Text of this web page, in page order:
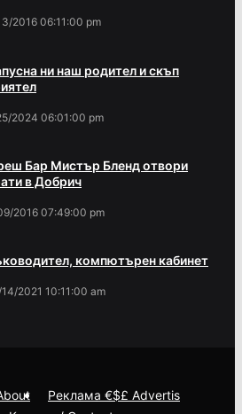
2016 06:11:00 pm
ни наш родител и скъп
2024 06:01:00 pm
Бар Мистър Бленд отвори
в Добрич
2016 07:49:00 pm
компютърен кабинет
2021 10:11:00 am
Реклама €$£ Advertis